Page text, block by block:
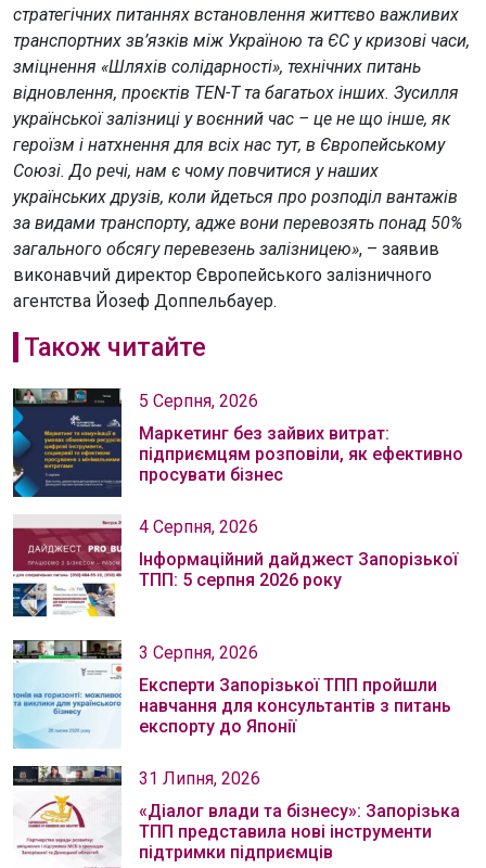
стратегічних питаннях встановлення життєво важливих
транспортних зв’язків між Україною та ЄС у кризові часи,
зміцнення «Шляхів солідарності», технічних питань
відновлення, проєктів TEN-T та багатьох інших. Зусилля
української залізниці у воєнний час – це не що інше, як
героїзм і натхнення для всіх нас тут, в Європейському
Союзі. До речі, нам є чому повчитися у наших
українських друзів, коли йдеться про розподіл вантажів
за видами транспорту, адже вони перевозять понад 50%
загального обсягу перевезень залізницею», – заявив
виконавчий директор Європейського залізничного
агентства Йозеф Доппельбауер.
Також читайте
5 Серпня, 2026
Маркетинг без зайвих витрат:
підприємцям розповіли, як ефективно
просувати бізнес
4 Серпня, 2026
Інформаційний дайджест Запорізької
ТПП: 5 серпня 2026 року
3 Серпня, 2026
Експерти Запорізької ТПП пройшли
навчання для консультантів з питань
експорту до Японії
31 Липня, 2026
«Діалог влади та бізнесу»: Запорізька
ТПП представила нові інструменти
підтримки підприємців